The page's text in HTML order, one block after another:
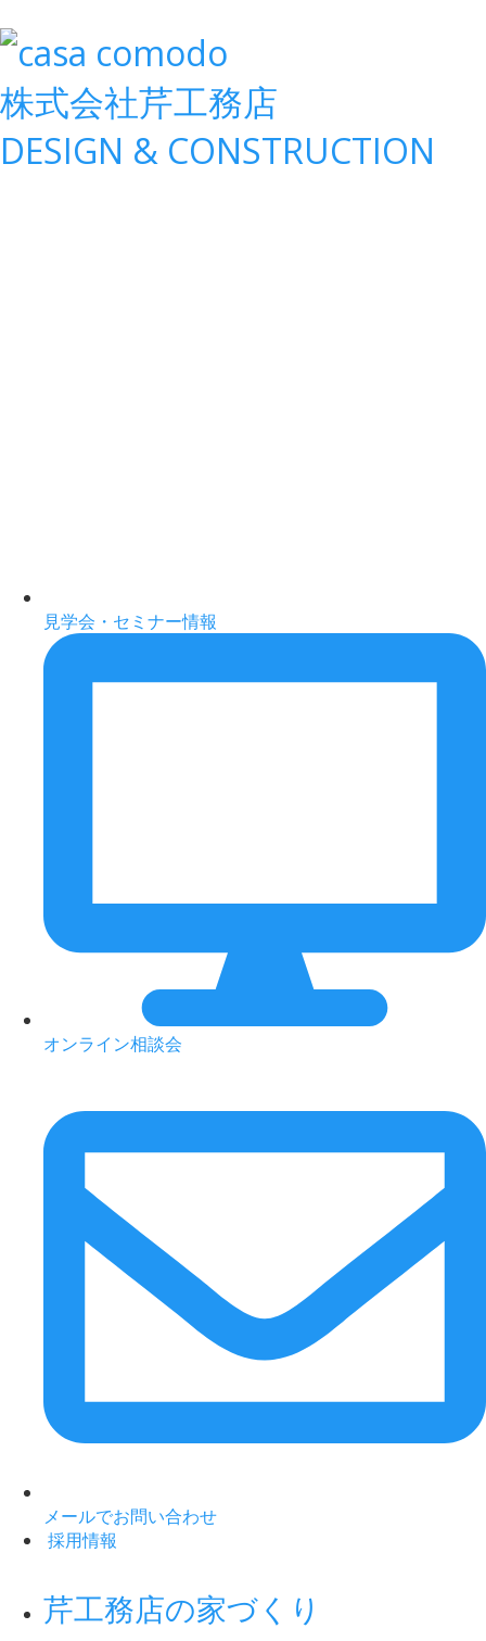
株式会社芹工務店
DESIGN & CONSTRUCTION
見学会・セミナー情報
オンライン相談会
メールでお問い合わせ
採用情報
芹工務店の家づくり